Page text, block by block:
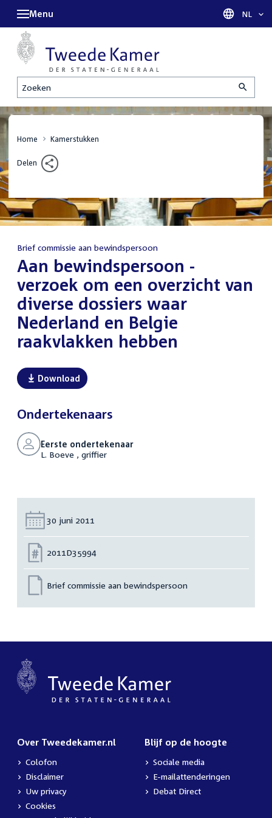
Zoeken
Menu Taal
NL
Home Kamerstukken
Delen
Brief commissie aan bewindspersoon
Aan bewindspersoon -
verzoek om een overzicht van
diverse dossiers waar
Nederland en Belgie
raakvlakken hebben
Download
Ondertekenaars
Eerste ondertekenaar
L. Boeve , griffier
Datum:
30 juni 2011
Nummer:
2011D35994
Brief commissie aan bewindspersoon
Over Tweedekamer.nl
Colofon
Disclaimer
Uw privacy
Cookies
Blijf op de hoogte
Sociale media
E-mailattenderingen
Debat Direct